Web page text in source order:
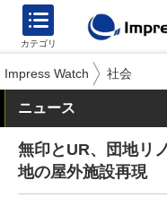
カテゴリ
Impress Watch 社会
ニュース
無印とUR、団地リ
地の屋外施設再現